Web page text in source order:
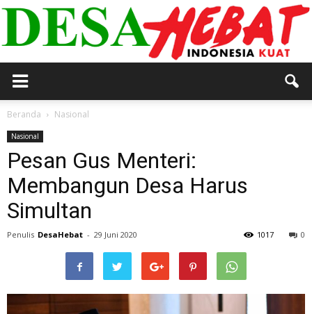
HEBAT
Beranda Nasional
Nasional
Pesan Gus Menteri:
Membangun Desa Harus
Simultan
Penulis DesaHebat - 29 Juni 2020 0
1017